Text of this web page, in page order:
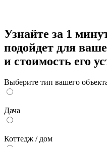
Узнайте за 1
подойдет для
и стоимость его
Выберите тип вашего
Дача
Коттедж / дом